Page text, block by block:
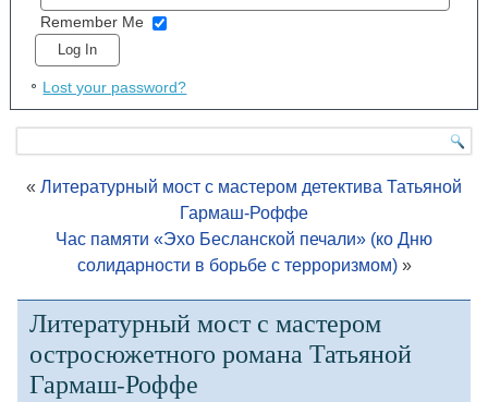
Remember Me
Lost your password?
« Литературный мост с мастером детектива Татьяной
Гармаш-Роффе
Час памяти «Эхо Бесланской печали» (ко Дню
солидарности в борьбе с терроризмом)»
Литературный мост с мастером
остросюжетного романа Татьяной
Гармаш-Роффе